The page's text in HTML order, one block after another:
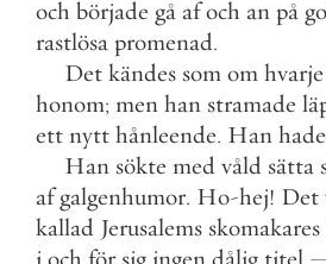
och började gå af och an på
rastlösa promenad.
Det kändes som om hvarje
honom; men han stramade
ett nytt hånleende. Han hade
Han sökte med våld sätta
af galgenhumor. Ho-hej! Det
kallad Jerusalems skomakares